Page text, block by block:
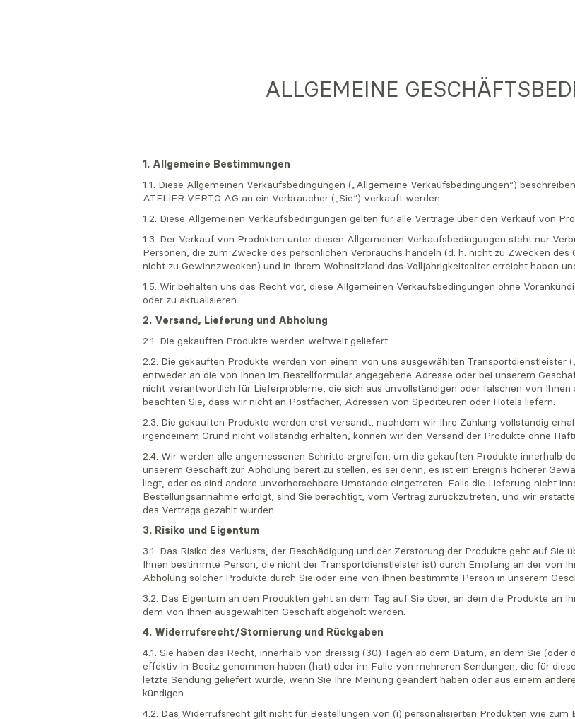
ALLGEMEINE
1. Allgemeine Bestimmungen
1.1. Diese Allgemeinen Verkaufsbedingungen („Allgemeine Verkaufsbedingungen“)
ATELIER VERTO AG an ein Verbraucher („Sie“) verkauft werden.
1.2. Diese Allgemeinen Verkaufsbedingungen gelten für alle Verträge über den Verkauf von
1.3. Der Verkauf von Produkten unter diesen Allgemeinen Verkaufsbedingungen steht nur
Personen, die zum Zwecke des persönlichen Verbrauchs handeln (d. h. nicht zu Zwecken
nicht zu Gewinnzwecken) und in Ihrem Wohnsitzland das Volljährigkeitsalter erreicht haben
1.5. Wir behalten uns das Recht vor, diese Allgemeinen Verkaufsbedingungen ohne
oder zu aktualisieren.
2. Versand, Lieferung und Abholung
2.1. Die gekauften Produkte werden weltweit geliefert.
2.2. Die gekauften Produkte werden von einem von uns ausgewählten Transportdienstleister
entweder an die von Ihnen im Bestellformular angegebene Adresse oder bei unserem
nicht verantwortlich für Lieferprobleme, die sich aus unvollständigen oder falschen von
beachten Sie, dass wir nicht an Postfächer, Adressen von Spediteuren oder Hotels liefern.
2.3. Die gekauften Produkte werden erst versandt, nachdem wir Ihre Zahlung vollständig
irgendeinem Grund nicht vollständig erhalten, können wir den Versand der Produkte ohne
2.4. Wir werden alle angemessenen Schritte ergreifen, um die gekauften Produkte innerhalb
unserem Geschäft zur Abholung bereit zu stellen, es sei denn, es ist ein Ereignis höherer
liegt, oder es sind andere unvorhersehbare Umstände eingetreten. Falls die Lieferung nicht
Bestellungsannahme erfolgt, sind Sie berechtigt, vom Vertrag zurückzutreten, und wir
des Vertrags gezahlt wurden.
3. Risiko und Eigentum
3.1. Das Risiko des Verlusts, der Beschädigung und der Zerstörung der Produkte geht auf Sie
Ihnen bestimmte Person, die nicht der Transportdienstleister ist) durch Empfang an der von
Abholung solcher Produkte durch Sie oder eine von Ihnen bestimmte Person in unserem
3.2. Das Eigentum an den Produkten geht an dem Tag auf Sie über, an dem die Produkte an
dem von Ihnen ausgewählten Geschäft abgeholt werden.
4. Widerrufsrecht/Stornierung und Rückgaben
4.1. Sie haben das Recht, innerhalb von dreissig (30) Tagen ab dem Datum, an dem Sie
effektiv in Besitz genommen haben (hat) oder im Falle von mehreren Sendungen, die für
letzte Sendung geliefert wurde, wenn Sie Ihre Meinung geändert haben oder aus einem
kündigen.
4.2. Das Widerrufsrecht gilt nicht für Bestellungen von (i) personalisierten Produkten wie zum